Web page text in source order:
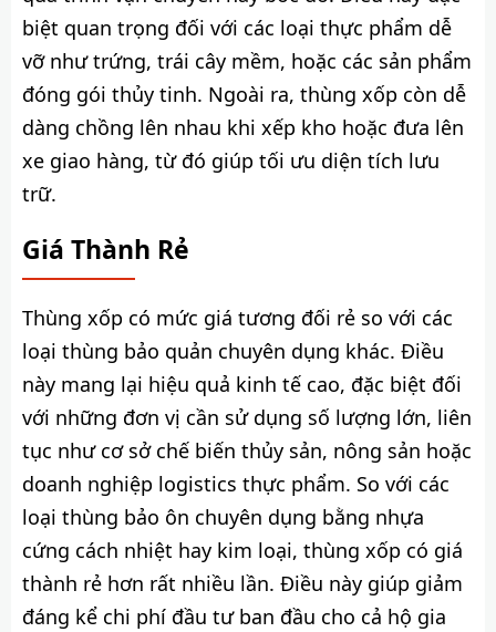
biệt quan trọng đối với các loại thực phẩm dễ
vỡ như trứng, trái cây mềm, hoặc các sản phẩm
đóng gói thủy tinh. Ngoài ra, thùng xốp còn dễ
dàng chồng lên nhau khi xếp kho hoặc đưa lên
xe giao hàng, từ đó giúp tối ưu diện tích lưu
trữ.
Giá Thành Rẻ
Thùng xốp có mức giá tương đối rẻ so với các
loại thùng bảo quản chuyên dụng khác. Điều
này mang lại hiệu quả kinh tế cao, đặc biệt đối
với những đơn vị cần sử dụng số lượng lớn, liên
tục như cơ sở chế biến thủy sản, nông sản hoặc
doanh nghiệp logistics thực phẩm. So với các
loại thùng bảo ôn chuyên dụng bằng nhựa
cứng cách nhiệt hay kim loại, thùng xốp có giá
thành rẻ hơn rất nhiều lần. Điều này giúp giảm
đáng kể chi phí đầu tư ban đầu cho cả hộ gia